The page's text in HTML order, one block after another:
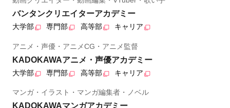
バンタンクリエイターアカデミー
大学部 専門部 高等部 キャリア
アニメ・声優・アニメCG・アニメ監督
KADOKAWAアニメ・声優アカデミー
大学部 専門部 高等部 キャリア
マンガ・イラスト・マンガ編集者・ノベル
KADOKAWAマンガアカデミー